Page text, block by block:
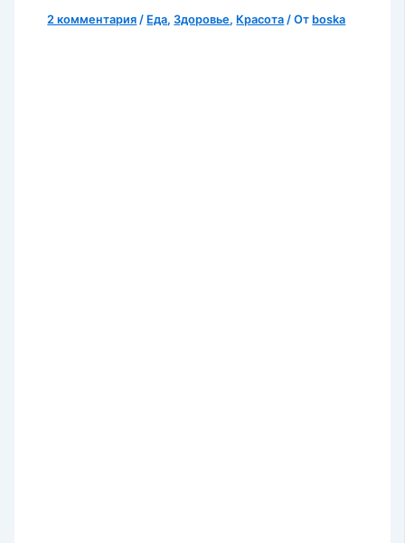
2 комментария / Еда,Здоровье, Красота / От boska